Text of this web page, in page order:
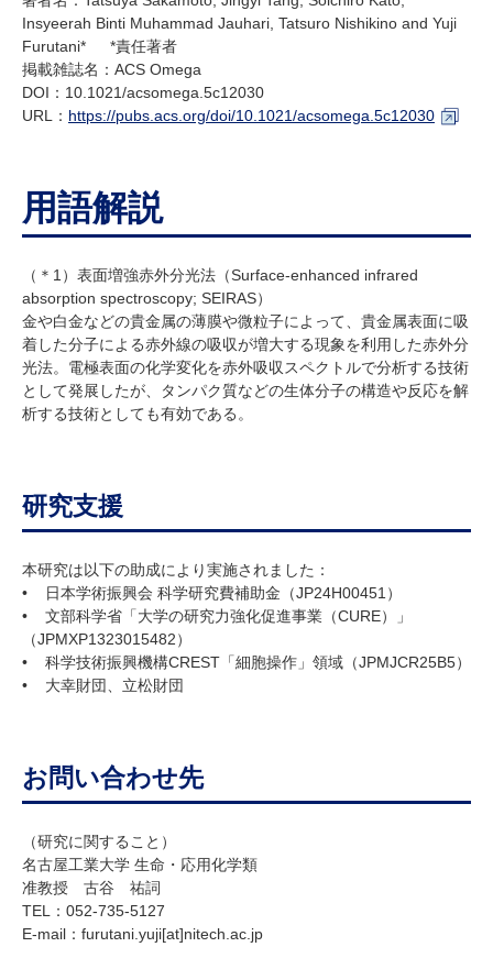
Insyeerah Binti Muhammad Jauhari, Tatsuro Nishikino and Yuji
Furutani* *責任著者
掲載雑誌名：ACS Omega
DOI：10.1021/acsomega.5c12030
URL： https://pubs.acs.org/doi/10.1021/acsomega.5c12030
用語解説
（＊1）表面増強赤外分光法（Surface-enhanced infrared
absorption spectroscopy; SEIRAS）
金や白金などの貴金属の薄膜や微粒子によって、貴金属表面に吸
着した分子による赤外線の吸収が増大する現象を利用した赤外分
光法。電極表面の化学変化を赤外吸収スペクトルで分析する技術
として発展したが、タンパク質などの生体分子の構造や反応を解
析する技術としても有効である。
研究支援
本研究は以下の助成により実施されました：
• 日本学術振興会 科学研究費補助金（JP24H00451）
• 文部科学省「大学の研究力強化促進事業（CURE）」
（JPMXP1323015482）
• 科学技術振興機構CREST「細胞操作」領域（JPMJCR25B5）
• 大幸財団、立松財団
お問い合わせ先
（研究に関すること）
名古屋工業大学 生命・応用化学類
准教授 古谷 祐詞
TEL：052-735-5127
E-mail：furutani.yuji[at]nitech.ac.jp